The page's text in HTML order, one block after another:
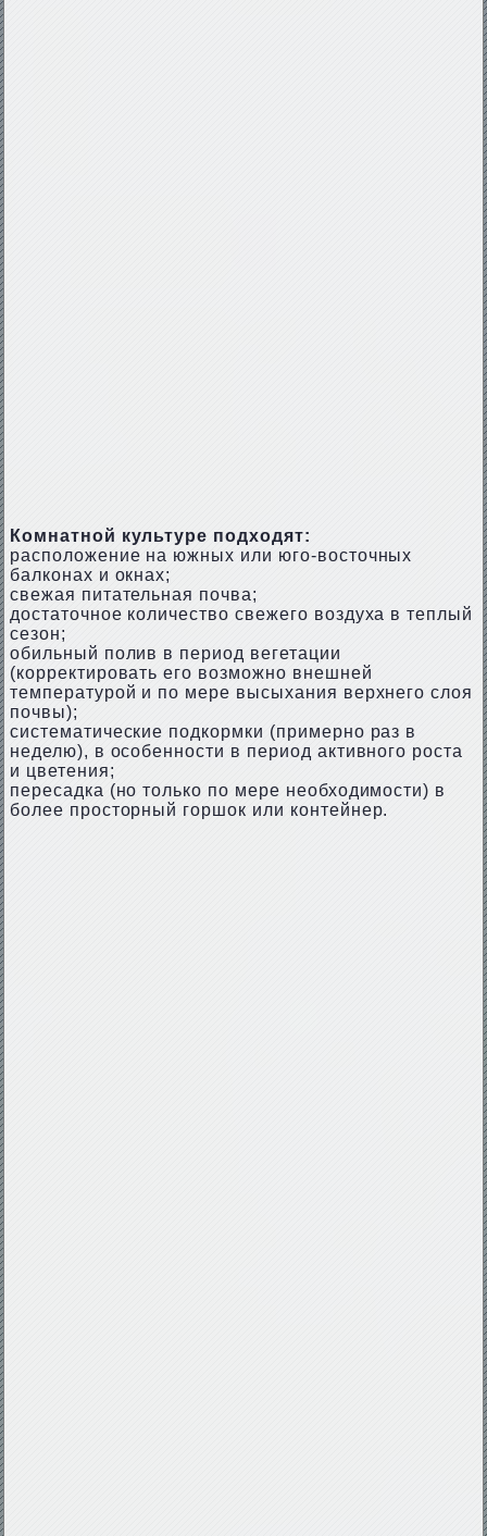
Комнатной культуре подходят:
расположение на южных или юго-восточных
балконах и окнах;
свежая питательная почва;
достаточное количество свежего воздуха в теплый
сезон;
обильный полив в период вегетации
(корректировать его возможно внешней
температурой и по мере высыхания верхнего слоя
почвы);
систематические подкормки (примерно раз в
неделю), в особенности в период активного роста
и цветения;
пересадка (но только по мере необходимости) в
более просторный горшок или контейнер.